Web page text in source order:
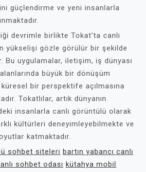
güçlendirme ve yeni insanlarla
devrimle birlikte Tokat'ta canlı
yükselişi gözle görülür bir şekilde
Bu uygulamalar, iletişim, iş dünyası
büyük bir dönüşüm
bir perspektife açılmasına
Tokatlılar, artık dünyanın
insanlarla canlı görüntülü olarak
kültürleri deneyimleyebilmekte ve
katmaktadır.
sohbet siteleri bartın yabancı canlı
sohbet odası kütahya mobil